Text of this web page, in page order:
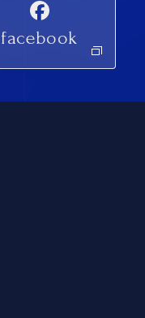
facebook